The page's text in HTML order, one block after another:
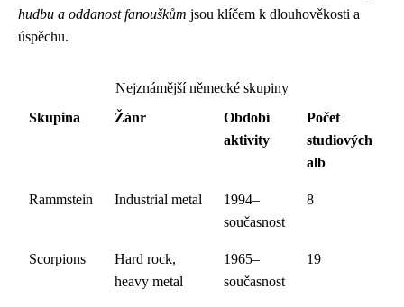
hudbu a oddanost fanouškům jsou klíčem k dlouhověkosti a
úspěchu.
Nejznámější německé skupiny
Skupina
Žánr
Období
aktivity
Počet
studiových
alb
Rammstein Industrial metal
1994–
současnost
8
Scorpions
Hard rock,
heavy metal
1965–
současnost
19